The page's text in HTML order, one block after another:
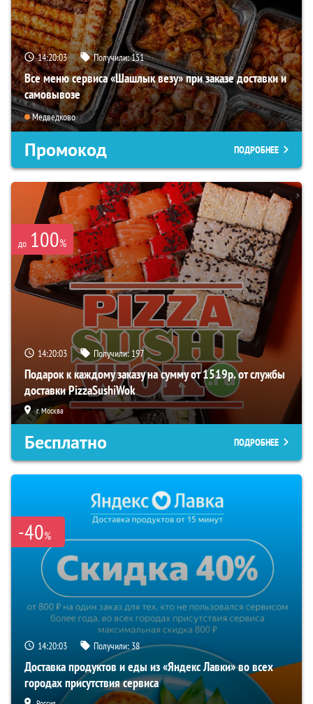
14:20:02 Получили:151
Все меню сервиса «Шашлык везу» при заказе доставки и
самовывозе
Медведково
Промокод ПОДРОБНЕЕ
до 100%
14:20:02 Получили:197
Подарок к каждому заказу на сумму от 1519р. от службы
доставки PizzaSushiWok
г. Москва
Бесплатно ПОДРОБНЕЕ
-40%
14:20:02 Получили:38
Доставка продуктов и еды из «Яндекс Лавки» во всех
городах присутствия сервиса